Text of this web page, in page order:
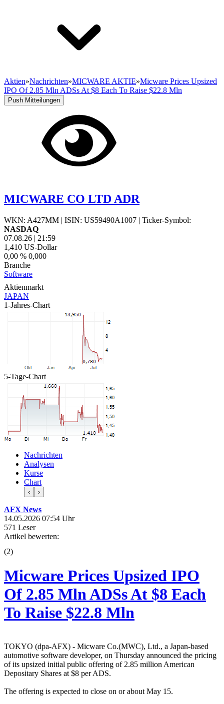
Aktien»Nachrichten»MICWARE AKTIE»Micware Prices Upsized
IPO Of 2.85 Mln ADSs At $8 Each To Raise $22.8 Mln
Push Mitteilungen
MICWARE CO LTD ADR
WKN: A427MM | ISIN: US59490A1007 | Ticker-Symbol:
NASDAQ
07.08.26 | 21:59
1,410 US-Dollar
0,00 % 0,000
Branche
Software
Aktienmarkt
JAPAN
1-Jahres-Chart
5-Tage-Chart
Nachrichten
Analysen
Kurse
Chart
‹ ›
AFX News
14.05.2026 07:54 Uhr
571 Leser
Artikel bewerten:
(2)
Micware Prices Upsized IPO
Of 2.85 Mln ADSs At $8 Each
To Raise $22.8 Mln
TOKYO (dpa-AFX) - Micware Co.(MWC), Ltd., a Japan-based
automotive software developer, on Thursday announced the pricing
of its upsized initial public offering of 2.85 million American
Depositary Shares at $8 per ADS.
The offering is expected to close on or about May 15.